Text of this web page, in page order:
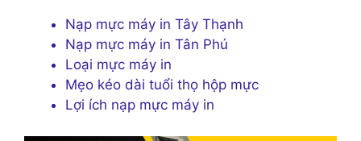
Nạp mực máy in Tây Thạnh
Nạp mực máy in Tân Phú
Loại mực máy in
Mẹo kéo dài tuổi thọ hộp mực
Lợi ích nạp mực máy in